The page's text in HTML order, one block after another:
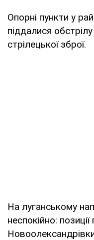
Опорні пункти у
піддалися
стрілецької зброї.
На луганському
неспокійно: